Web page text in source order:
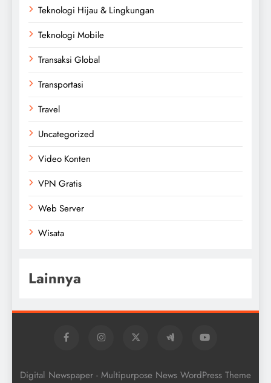
Teknologi Hijau & Lingkungan
Teknologi Mobile
Transaksi Global
Transportasi
Travel
Uncategorized
Video Konten
VPN Gratis
Web Server
Wisata
Lainnya
Digital Newspaper - Multipurpose News WordPress Theme